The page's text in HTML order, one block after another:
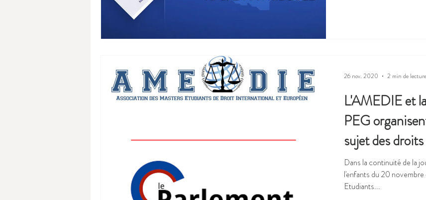
L'AMEDIE et
PEG
sujet des
Dans la continuité de la
l'enfants du 20
Etudiants...
26 nov. 2020 2 min de lecture